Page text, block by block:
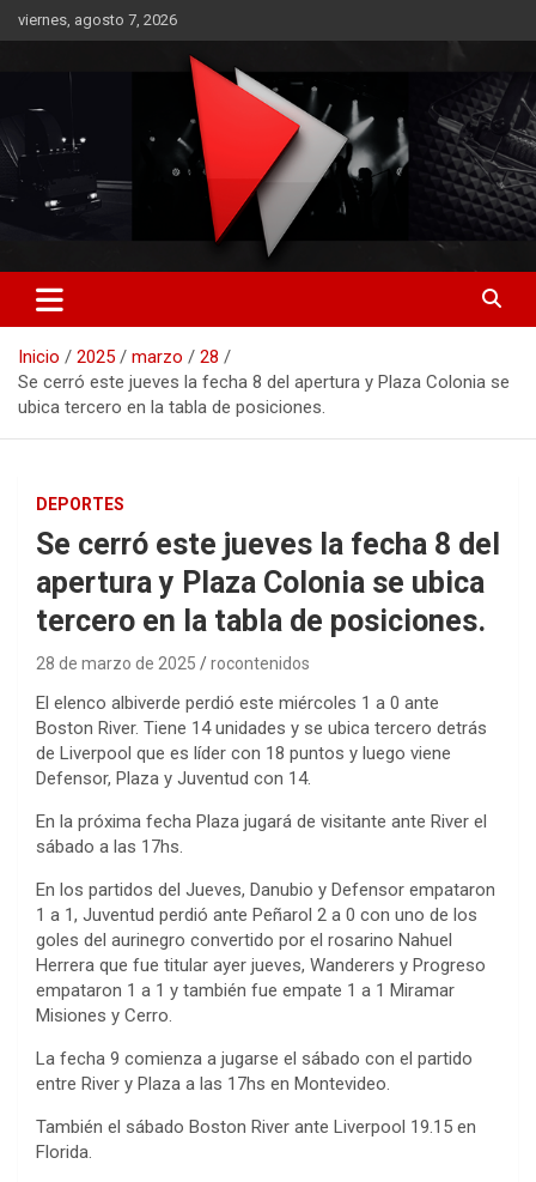
Saltar
al
viernes, agosto 7, 2026
RO CONTENIDOS
Inicio 2025 marzo
28
Se cerró este jueves la fecha 8 del apertura y Plaza Colonia se
ubica tercero en la tabla de posiciones.
DEPORTES
Se cerró este jueves la fecha 8 del
apertura y Plaza Colonia se ubica
tercero en la tabla de posiciones.
28 de marzo de 2025 rocontenidos
El elenco albiverde perdió este miércoles 1 a 0 ante
Boston River. Tiene 14 unidades y se ubica tercero detrás
de Liverpool que es líder con 18 puntos y luego viene
Defensor, Plaza y Juventud con 14.
En la próxima fecha Plaza jugará de visitante ante River el
sábado a las 17hs.
En los partidos del Jueves, Danubio y Defensor empataron
1 a 1, Juventud perdió ante Peñarol 2 a 0 con uno de los
goles del aurinegro convertido por el rosarino Nahuel
Herrera que fue titular ayer jueves, Wanderers y Progreso
empataron 1 a 1 y también fue empate 1 a 1 Miramar
Misiones y Cerro.
La fecha 9 comienza a jugarse el sábado con el partido
entre River y Plaza a las 17hs en Montevideo.
También el sábado Boston River ante Liverpool 19.15 en
Florida.